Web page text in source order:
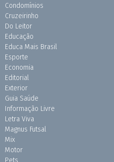
Condomínios
Cruzeirinho
Do Leitor
Educação
Educa Mais Brasil
Esporte
Economia
Editorial
Exterior
Guia Saúde
Informação Livre
Letra Viva
Magnus Futsal
Mix
Motor
Pets